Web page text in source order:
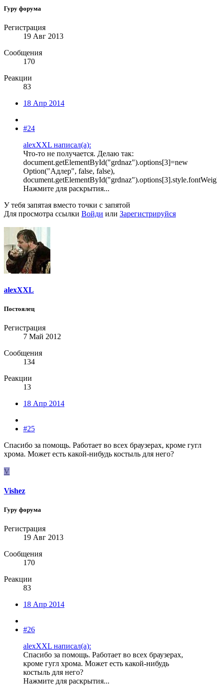
Гуру форума
Регистрация
19 Авг 2013
Сообщения
170
Реакции
83
18 Апр 2014
#24
alexXXL написал(а):
Что-то не получается. Делаю так:
document.getElementById("grdnaz").options[3]=new
Option("Адлер", false, false),
Нажмите для раскрытия...
У тебя запятая вместо точки с запятой
Для просмотра ссылки Войди или Зарегистрируйся
alexXXL
Постоялец
Регистрация
7 Май 2012
Сообщения
134
Реакции
13
18 Апр 2014
#25
Спасибо за помощь. Работает во всех браузерах, кроме гугл
хрома. Может есть какой-нибудь костыль для него?
V
Vishez
Гуру форума
Регистрация
19 Авг 2013
Сообщения
170
Реакции
83
18 Апр 2014
#26
alexXXL написал(а):
Спасибо за помощь. Работает во всех браузерах,
кроме гугл хрома. Может есть какой-нибудь
костыль для него?
Нажмите для раскрытия...